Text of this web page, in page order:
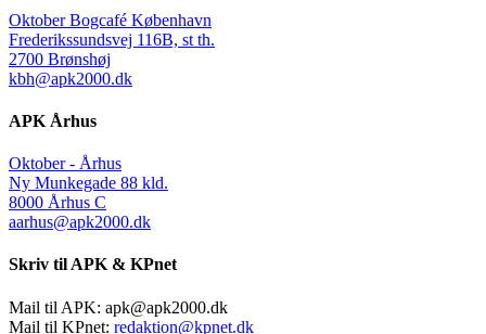
Oktober Bogcafé København
Frederikssundsvej 116B, st th.
2700 Brønshøj
kbh@apk2000.dk
APK Århus
Oktober - Århus
Ny Munkegade 88 kld.
8000 Århus C
aarhus@apk2000.dk
Skriv til APK & KPnet
Mail til APK: apk@apk2000.dk
Mail til KPnet: redaktion@kpnet.dk